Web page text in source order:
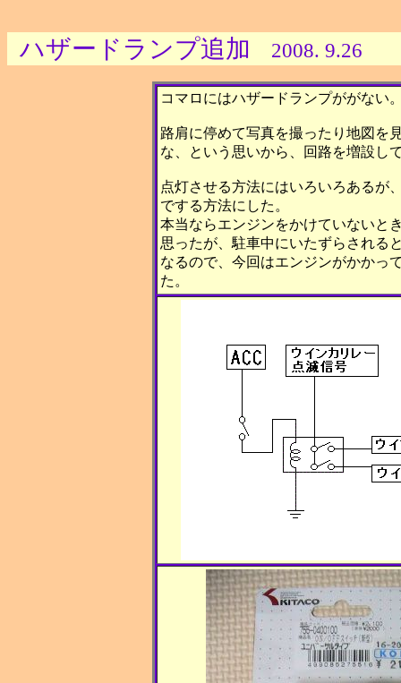
ハザードランプ追加 2008. 9.26
コマロにはハザードランプががない
路肩に停めて写真を撮ったり地図を
な、という思いから、回路を増設し
点灯させる方法にはいろいろあるが
でする方法にした。
本当ならエンジンをかけていないと
思ったが、駐車中にいたずらされる
なるので、今回はエンジンがかかっ
た。